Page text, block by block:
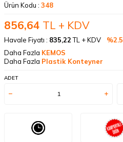
Ürün Kodu : 348
856,64 TL + KDV
Havale Fiyatı : 835,22TL + KDV %2.5
Daha Fazla KEMOS
Daha Fazla Plastik Konteyner
ADET